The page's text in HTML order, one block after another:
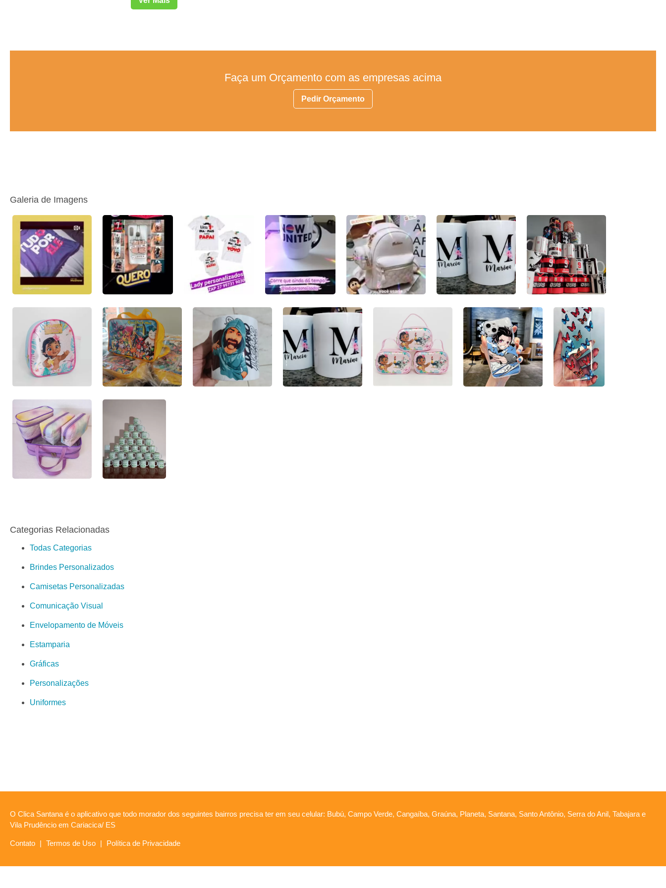
Faça um Orçamento com as empresas acima
Pedir Orçamento
Galeria de Imagens
Categorias Relacionadas
Todas Categorias
Brindes Personalizados
Camisetas Personalizadas
Comunicação Visual
Envelopamento de Móveis
Estamparia
Gráficas
Personalizações
Uniformes
O Clica Santana é o aplicativo que todo morador dos seguintes bairros precisa ter em seu celular: Bubú, Campo Verde, Cangaíba, Graúna, Planeta, Santana, Santo Antônio, Serra do Anil, Tabajara e
Vila Prudêncio em Cariacica/ ES
Contato | Termos de Uso | Política de Privacidade